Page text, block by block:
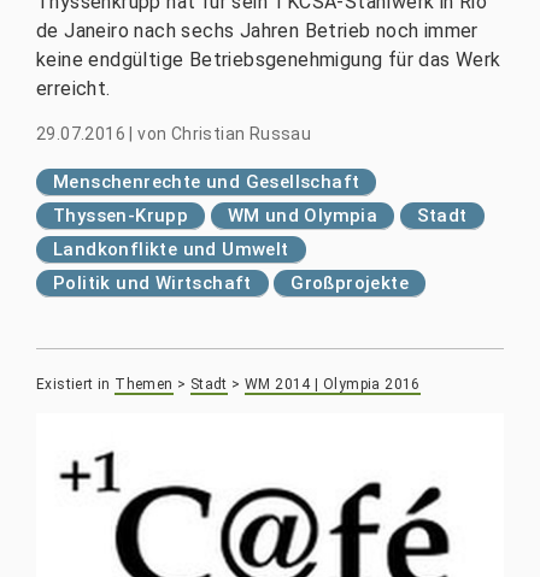
de Janeiro nach sechs Jahren Betrieb noch immer
keine endgültige Betriebsgenehmigung für das Werk
erreicht.
29.07.2016|von Christian Russau
Menschenrechte und Gesellschaft
Thyssen-Krupp
WM und Olympia
Stadt
Landkonflikte und Umwelt
Politik und Wirtschaft
Großprojekte
Existiert in Themen > Stadt >WM 2014 | Olympia 2016